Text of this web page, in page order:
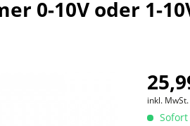
0-10V oder 1-
inkl.